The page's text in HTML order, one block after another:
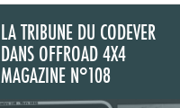
LA TRIBUNE DU CODEVER
DANS OFFROAD 4X4
MAGAZINE N°108